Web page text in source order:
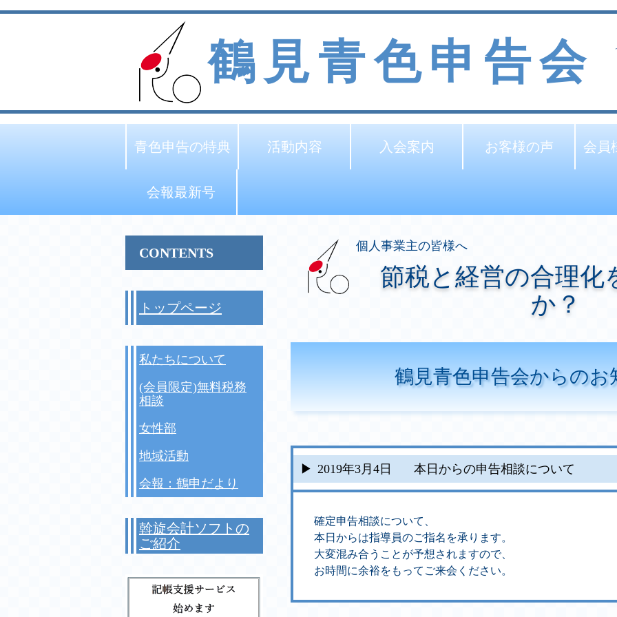
鶴見青色申告会
青色申告の特典 活動内容 入会案内 お客様の声 会員
会報最新号
個人事業主の皆様へ
節税と経営の合理化
か？
鶴見青色申告会からのお
2019年3月4日 本日からの申告相談について
確定申告相談について、
本日からは指導員のご指名を承ります。
大変混み合うことが予想されますので、
お時間に余裕をもってご来会ください。
CONTENTS
トップページ
私たちについて
(会員限定)無料税務
相談
女性部
地域活動
会報：鶴申だより
斡旋会計ソフトの
ご紹介